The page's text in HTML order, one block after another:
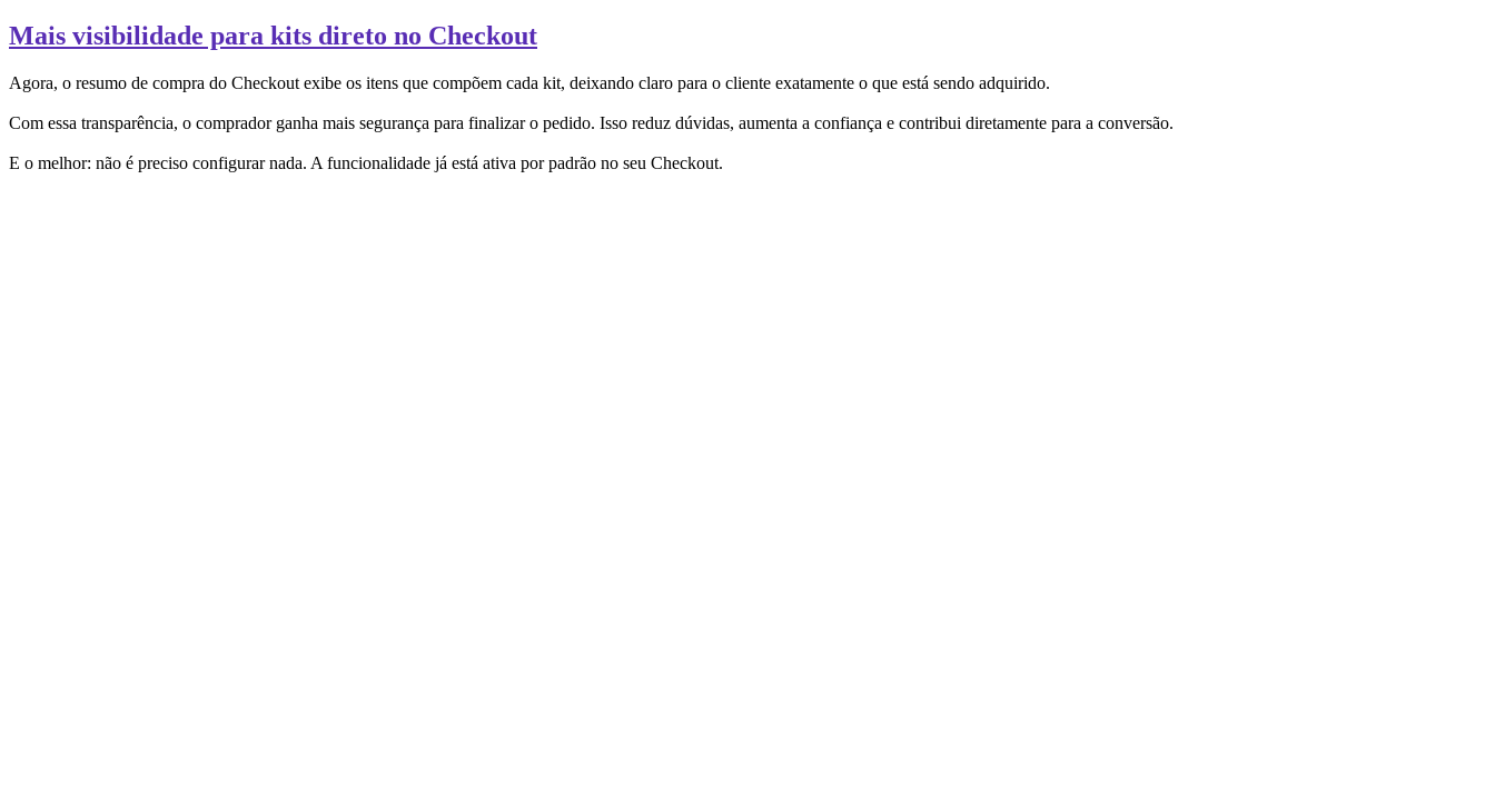
Mais visibilidade para kits direto no Checkout
Agora, o resumo de compra do Checkout exibe os itens que compõem cada kit, deixando claro para o cliente exatamente o que está sendo adquirido.
Com essa transparência, o comprador ganha mais segurança para finalizar o pedido. Isso reduz dúvidas, aumenta a confiança e contribui diretamente para a conversão.
E o melhor: não é preciso configurar nada. A funcionalidade já está ativa por padrão no seu Checkout.